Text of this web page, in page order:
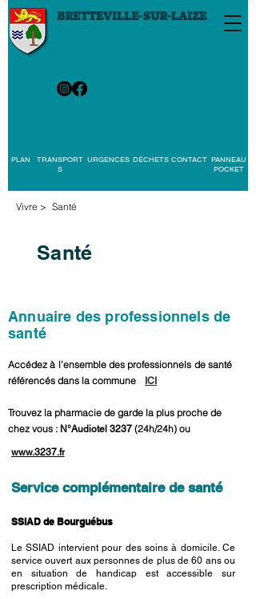
BRETTEVILLE-SUR-LAIZE
PLAN
TRANSPORT
S
URGENCES DÉCHETS CONTACT PANNEAU
POCKET
Vivre > Santé
Santé
Annuaire des professionnels de
santé
Accédez à l’ensemble des professionnels de santé
référencés dans la commune
Trouvez la pharmacie de garde la plus proche de
chez vous : N°Audiotel 3237 (24h/24h) ou
ICI
www.3237.fr
Service complémentaire de santé
SSIAD de Bourguébus
Le SSIAD intervient pour des soins à domicile. Ce
service ouvert aux personnes de plus de 60 ans ou
en situation de handicap est accessible sur
prescription médicale.